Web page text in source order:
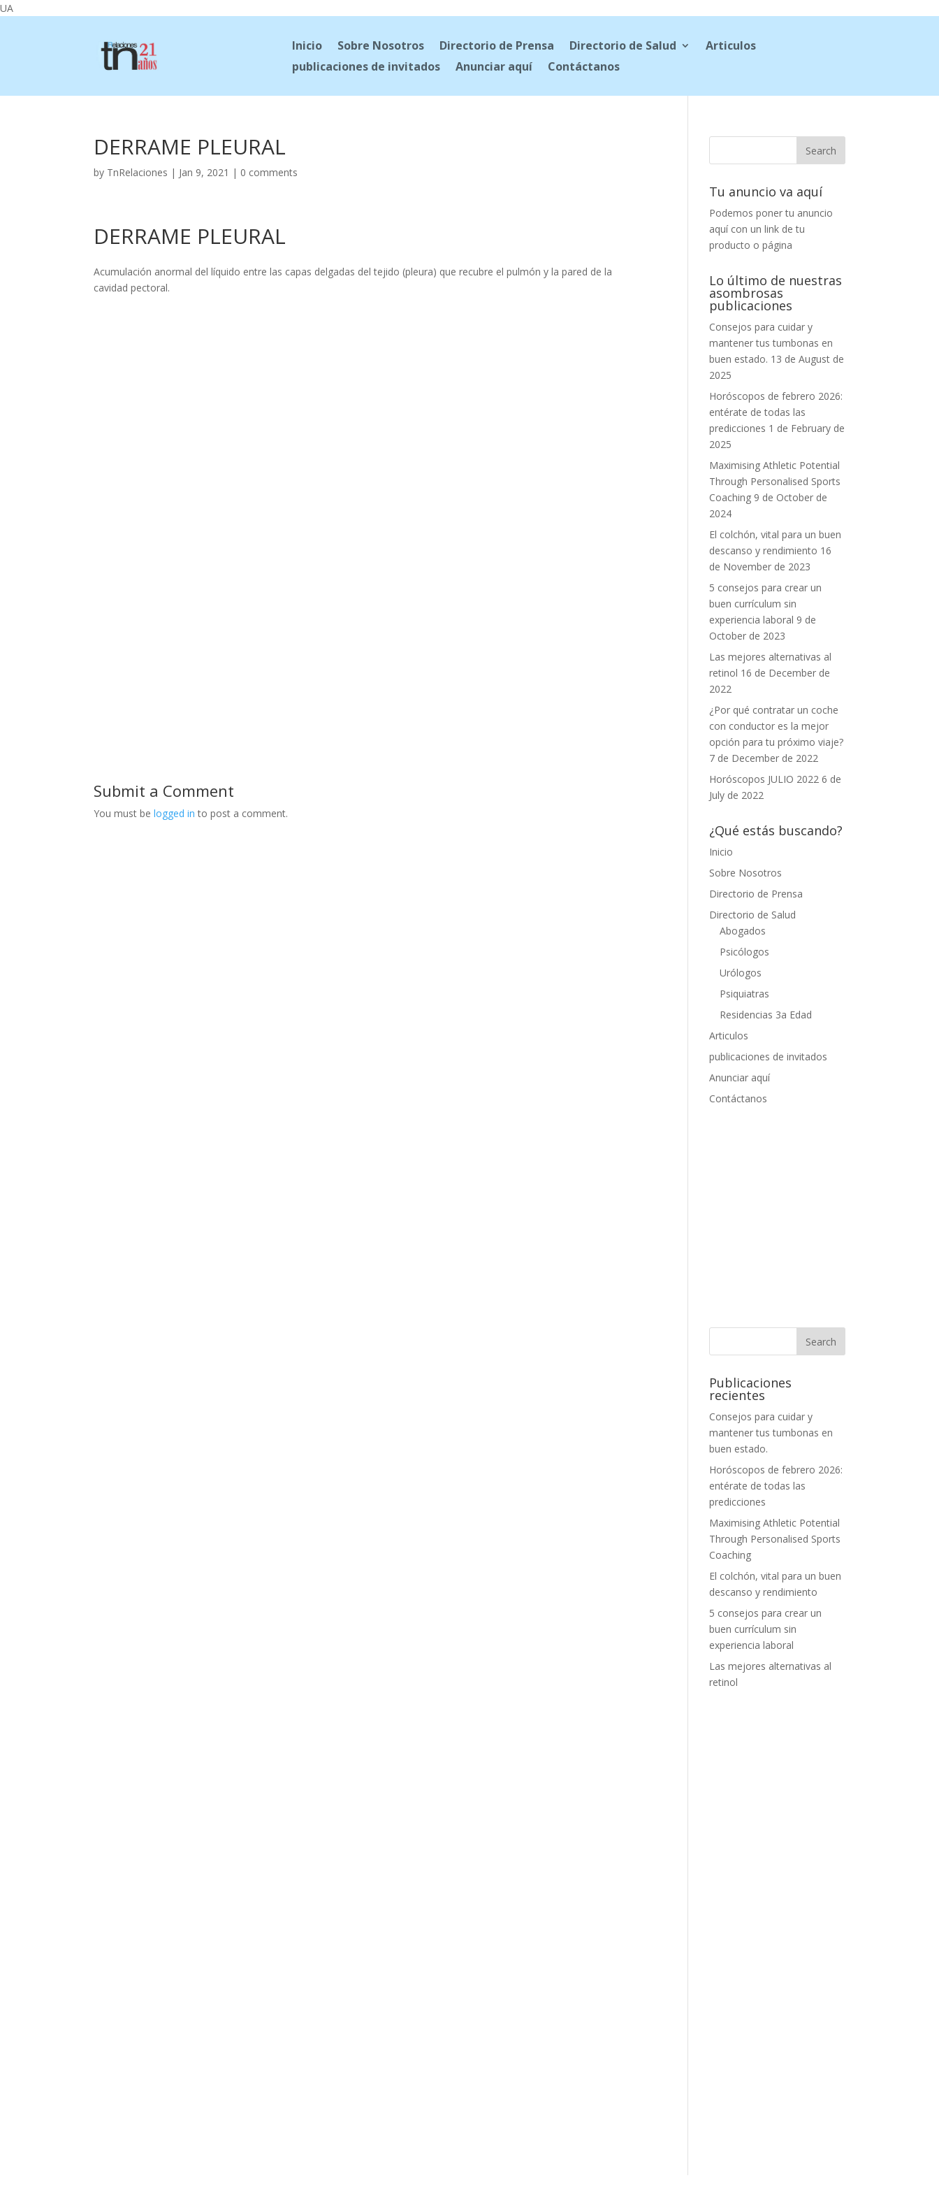
UA
Inicio Sobre Nosotros Directorio de Prensa Directorio de Salud
Articulos
publicaciones de invitados
Anunciar aquí Contáctanos
DERRAME PLEURAL
by TnRelaciones | Jan 9, 2021 | 0 comments
DERRAME PLEURAL
Acumulación anormal del líquido entre las capas delgadas del tejido (pleura) que recubre el pulmón y la pared de la
cavidad pectoral.
Submit a Comment
You must belogged in to post a comment.
Tu anuncio va aquí
Podemos poner tu anuncio
aquí con un link de tu
producto o página
Lo último de nuestras
asombrosas
publicaciones
Consejos para cuidar y
mantener tus tumbonas en
buen estado. 13 de August de
2025
Horóscopos de febrero 2026:
entérate de todas las
predicciones 1 de February de
2025
Maximising Athletic Potential
Through Personalised Sports
Coaching 9 de October de
2024
El colchón, vital para un buen
descanso y rendimiento 16
de November de 2023
5 consejos para crear un
buen currículum sin
experiencia laboral 9 de
October de 2023
Las mejores alternativas al
retinol 16 de December de
2022
¿Por qué contratar un coche
con conductor es la mejor
opción para tu próximo viaje?
7 de December de 2022
Horóscopos JULIO 2022 6 de
July de 2022
¿Qué estás buscando?
Inicio
Sobre Nosotros
Directorio de Prensa
Directorio de Salud
Abogados
Psicólogos
Urólogos
Psiquiatras
Residencias 3a Edad
Articulos
publicaciones de invitados
Anunciar aquí
Contáctanos
Publicaciones
recientes
Consejos para cuidar y
mantener tus tumbonas en
buen estado.
Horóscopos de febrero 2026:
entérate de todas las
predicciones
Maximising Athletic Potential
Through Personalised Sports
Coaching
El colchón, vital para un buen
descanso y rendimiento
5 consejos para crear un
buen currículum sin
experiencia laboral
Las mejores alternativas al
retinol